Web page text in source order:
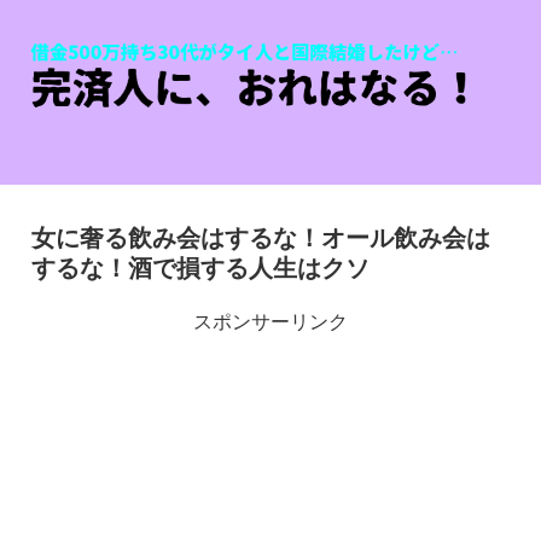
女に奢る飲み会はするな！オール飲み会は
するな！酒で損する人生はクソ
スポンサーリンク